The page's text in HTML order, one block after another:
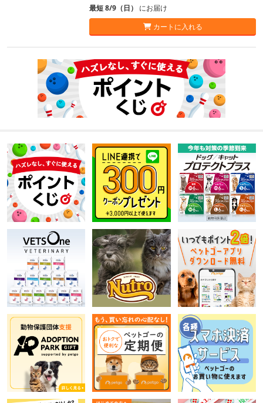
最短 8/9（日） にお届け
カートに入れる